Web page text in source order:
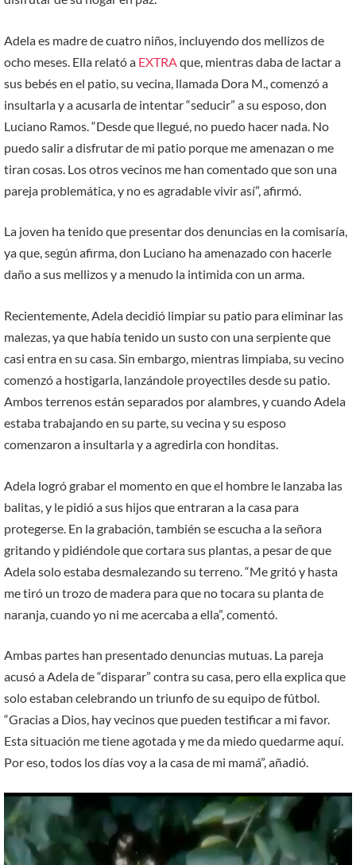
Adela es madre de cuatro niños, incluyendo dos mellizos de
ocho meses. Ella relató a EXTRA que, mientras daba de lactar a
sus bebés en el patio, su vecina, llamada Dora M., comenzó a
insultarla y a acusarla de intentar “seducir” a su esposo, don
Luciano Ramos. “Desde que llegué, no puedo hacer nada. No
puedo salir a disfrutar de mi patio porque me amenazan o me
tiran cosas. Los otros vecinos me han comentado que son una
pareja problemática, y no es agradable vivir así”, afirmó.
La joven ha tenido que presentar dos denuncias en la comisaría,
ya que, según afirma, don Luciano ha amenazado con hacerle
daño a sus mellizos y a menudo la intimida con un arma.
Recientemente, Adela decidió limpiar su patio para eliminar las
malezas, ya que había tenido un susto con una serpiente que
casi entra en su casa. Sin embargo, mientras limpiaba, su vecino
comenzó a hostigarla, lanzándole proyectiles desde su patio.
Ambos terrenos están separados por alambres, y cuando Adela
estaba trabajando en su parte, su vecina y su esposo
comenzaron a insultarla y a agredirla con honditas.
Adela logró grabar el momento en que el hombre le lanzaba las
balitas, y le pidió a sus hijos que entraran a la casa para
protegerse. En la grabación, también se escucha a la señora
gritando y pidiéndole que cortara sus plantas, a pesar de que
Adela solo estaba desmalezando su terreno. “Me gritó y hasta
me tiró un trozo de madera para que no tocara su planta de
naranja, cuando yo ni me acercaba a ella”, comentó.
Ambas partes han presentado denuncias mutuas. La pareja
acusó a Adela de “disparar” contra su casa, pero ella explica que
solo estaban celebrando un triunfo de su equipo de fútbol.
“Gracias a Dios, hay vecinos que pueden testificar a mi favor.
Esta situación me tiene agotada y me da miedo quedarme aquí.
Por eso, todos los días voy a la casa de mi mamá”, añadió.